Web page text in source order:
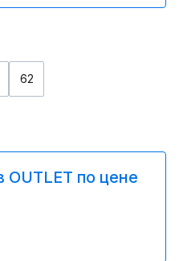
62
по цене